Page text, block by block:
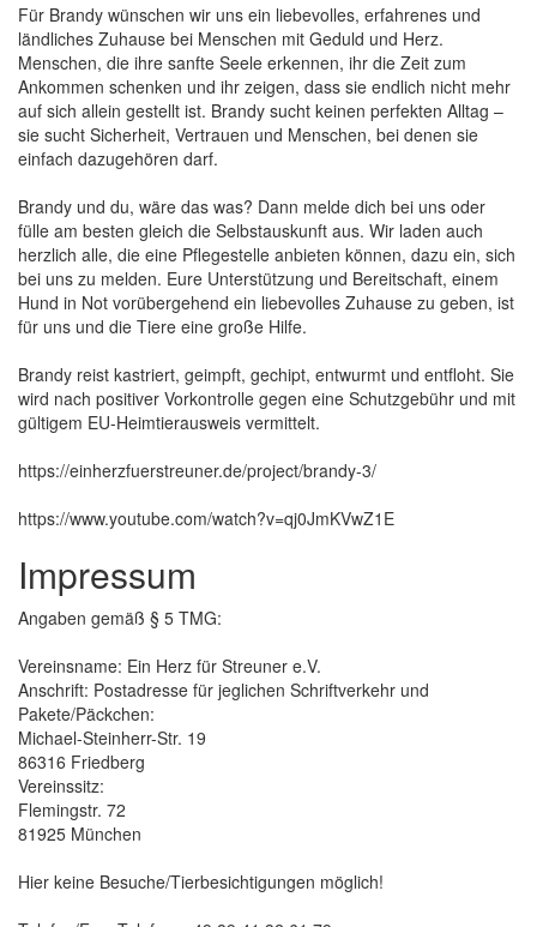
Für Brandy wünschen wir uns ein liebevolles, erfahrenes und
ländliches Zuhause bei Menschen mit Geduld und Herz.
Menschen, die ihre sanfte Seele erkennen, ihr die Zeit zum
Ankommen schenken und ihr zeigen, dass sie endlich nicht mehr
auf sich allein gestellt ist. Brandy sucht keinen perfekten Alltag –
sie sucht Sicherheit, Vertrauen und Menschen, bei denen sie
einfach dazugehören darf.
Brandy und du, wäre das was? Dann melde dich bei uns oder
fülle am besten gleich die Selbstauskunft aus. Wir laden auch
herzlich alle, die eine Pflegestelle anbieten können, dazu ein, sich
bei uns zu melden. Eure Unterstützung und Bereitschaft, einem
Hund in Not vorübergehend ein liebevolles Zuhause zu geben, ist
für uns und die Tiere eine große Hilfe.
Brandy reist kastriert, geimpft, gechipt, entwurmt und entfloht. Sie
wird nach positiver Vorkontrolle gegen eine Schutzgebühr und mit
gültigem EU-Heimtierausweis vermittelt.
https://einherzfuerstreuner.de/project/brandy-3/
https://www.youtube.com/watch?v=qj0JmKVwZ1E
Impressum
Angaben gemäß § 5 TMG:
Vereinsname: Ein Herz für Streuner e.V.
Anschrift: Postadresse für jeglichen Schriftverkehr und
Pakete/Päckchen:
Michael-Steinherr-Str. 19
86316 Friedberg
Vereinssitz:
Flemingstr. 72
81925 München
Hier keine Besuche/Tierbesichtigungen möglich!